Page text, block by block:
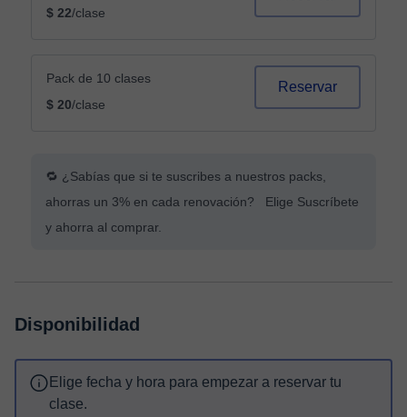
$ 22/clase
Pack de 10 clases
$ 20/clase
Reservar
🔁 ¿Sabías que si te suscribes a nuestros packs,
ahorras un 3% en cada renovación? Elige Suscríbete
y ahorra al comprar.
Disponibilidad
Elige fecha y hora para empezar a reservar tu
clase.